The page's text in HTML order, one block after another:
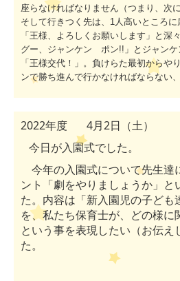
座らなければなりません（つまり、次
そして行きつく先は、1人高いところに
「王様、よろしくお願いします」と深
グー、ジャンケン ポン!!」とジャンケ
「王様交代！」。負けらた最初からや
ンで勝ち進んで行かなければならない
2022年度 4月2日（土）
今日が入園式でした。
今年の入園式について先生達
ント「劇をやりましょうか」と
た。内容は「新入園児の子ども
を、私たち保育士が、どの様に
という事を表現したい（お伝え
た。